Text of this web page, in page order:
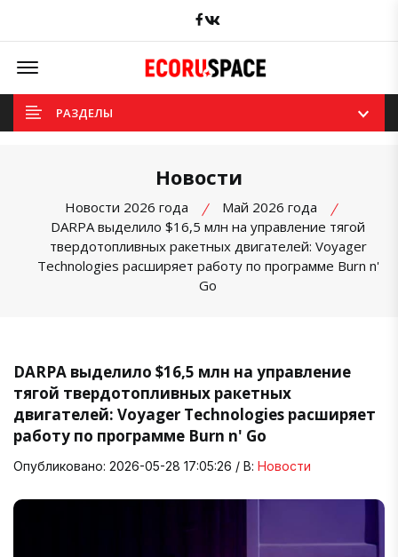
Facebook
Offcanvas Menu Open
РАЗДЕЛЫ
Новости
Новости 2026 года
Май 2026 года
DARPA выделило $16,5 млн на управление тягой
твердотопливных ракетных двигателей: Voyager
Technologies расширяет работу по программе Burn n'
Go
DARPA выделило $16,5 млн на управление
тягой твердотопливных ракетных
двигателей: Voyager Technologies расширяет
работу по программе Burn n' Go
Опубликовано: 2026-05-28 17:05:26 / В: Новости